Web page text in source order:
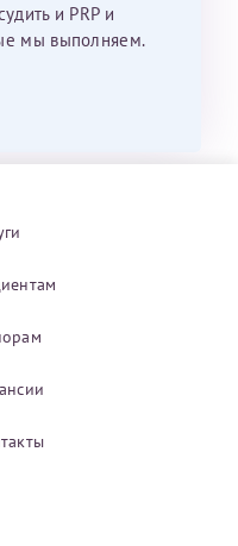
и PRP и
мы выполняем.